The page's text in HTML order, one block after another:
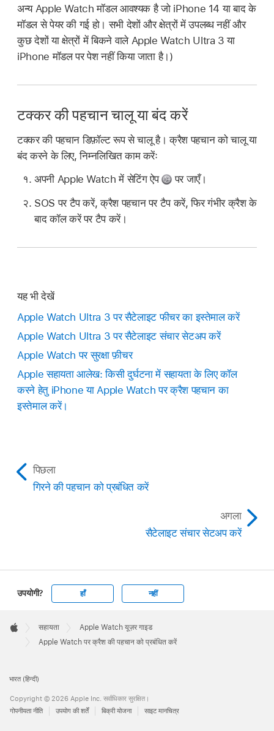
अन्य Apple Watch मॉडल आवश्यक है जो iPhone 14 या बाद के
मॉडल से पेयर की गई हो। सभी देशों और क्षेत्रों में उपलब्ध नहीं और
कुछ देशों या क्षेत्रों में बिकने वाले Apple Watch Ultra 3 या
iPhone मॉडल पर पेश नहीं किया जाता है।)
टक्कर की पहचान चालू या बंद करें
टक्कर की पहचान डिफ़ॉल्ट रूप से चालू है। क्रैश पहचान को चालू या
बंद करने के लिए, निम्नलिखित काम करेंः
अपनी Apple Watch में सेटिंग ऐप
पर जाएँ।
SOS पर टैप करें, क्रैश पहचान पर टैप करें, फिर गंभीर क्रैश के
बाद कॉल करें पर टैप करें।
यह भी देखें
Apple Watch Ultra 3 पर सैटेलाइट फीचर का इस्तेमाल करें
Apple Watch Ultra 3 पर सैटेलाइट संचार सेटअप करें
Apple Watch पर सुरक्षा फ़ीचर
Apple सहायता आलेख: किसी दुर्घटना में सहायता के लिए कॉल
करने हेतु iPhone या Apple Watch पर क्रैश पहचान का
इस्तेमाल करें।
पिछला
गिरने की पहचान को प्रबंधित करें
अगला
सैटेलाइट संचार सेटअप करें
उपयोगी? हाँ नहीं
Footer

Apple
सहायता
Apple Watch यूज़र गाइड
Apple Watch पर क्रैश की पहचान को प्रबंधित करें
भारत (हिन्दी)
Copyright © 2026 Apple Inc. सर्वाधिकार सुरक्षित।
गोपनीयता नीति
उपयोग की शर्तें बिक्री योजना साइट मानचित्र